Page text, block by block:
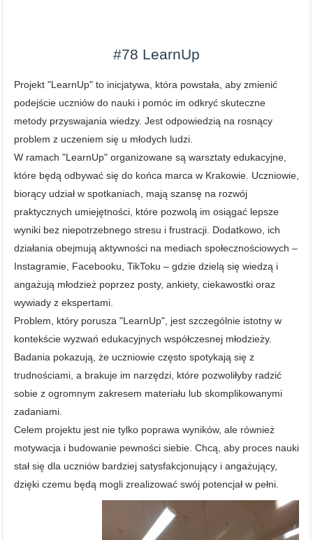
#78 LearnUp
Projekt "LearnUp" to inicjatywa, która powstała, aby zmienić
podejście uczniów do nauki i pomóc im odkryć skuteczne
metody przyswajania wiedzy. Jest odpowiedzią na rosnący
problem z uczeniem się u młodych ludzi.
W ramach "LearnUp" organizowane są warsztaty edukacyjne,
które będą odbywać się do końca marca w Krakowie. Uczniowie,
biorący udział w spotkaniach, mają szansę na rozwój
praktycznych umiejętności, które pozwolą im osiągać lepsze
wyniki bez niepotrzebnego stresu i frustracji. Dodatkowo, ich
działania obejmują aktywności na mediach społecznościowych –
Instagramie, Facebooku, TikToku – gdzie dzielą się wiedzą i
angażują młodzież poprzez posty, ankiety, ciekawostki oraz
wywiady z ekspertami.
Problem, który porusza "LearnUp", jest szczególnie istotny w
kontekście wyzwań edukacyjnych współczesnej młodzieży.
Badania pokazują, że uczniowie często spotykają się z
trudnościami, a brakuje im narzędzi, które pozwoliłyby radzić
sobie z ogromnym zakresem materiału lub skomplikowanymi
zadaniami.
Celem projektu jest nie tylko poprawa wyników, ale również
motywacja i budowanie pewności siebie. Chcą, aby proces nauki
stał się dla uczniów bardziej satysfakcjonujący i angażujący,
dzięki czemu będą mogli zrealizować swój potencjał w pełni.